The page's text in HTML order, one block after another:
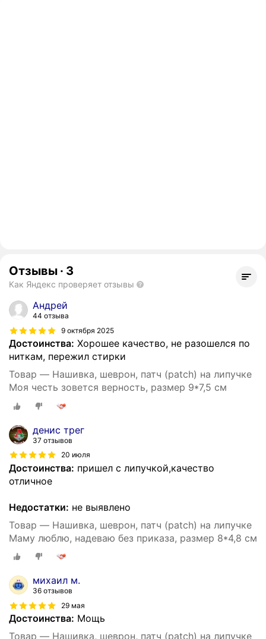
Отзывы · 3
Как Яндекс проверяет отзывы
Андрей
44 отзыва
9 октября 2025
Достоинства: Хорошее качество, не разошелся по
ниткам, пережил стирки
Товар — Нашивка, шеврон, патч (patch) на липучке
Моя честь зовется верность, размер 9*7,5 см
денис трег
37 отзывов
20 июля
Достоинства: пришел с липучкой,качество
отличное
Недостатки: не выявлено
Товар — Нашивка, шеврон, патч (patch) на липучке
Маму люблю, надеваю без приказа, размер 8*4,8 см
михаил м.
36 отзывов
29 мая
Достоинства: Мощь
Товар — Нашивка, шеврон, патч (patch) на липучке